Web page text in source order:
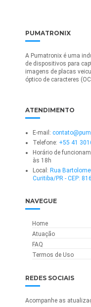
PUMATRONIX
A Pumatronix é uma
de dispositivos para
imagens de placas
óptico de caracteres
ATENDIMENTO
E-mail:
Telefone: +55 41
Horário de
às 18h
Local: Rua
Curitiba/PR - CEP:
NAVEGUE
Home
Atuação
FAQ
Termos de Uso
REDES SOCIAIS
Acompanhe as